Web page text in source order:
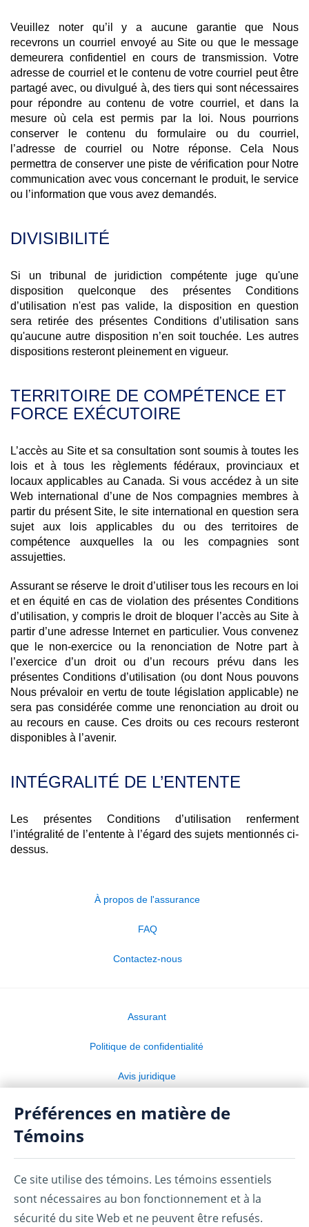
Préférences en matière de
Témoins
Ce site utilise des témoins. Les témoins essentiels
sont nécessaires au bon fonctionnement et à la
sécurité du site Web et ne peuvent être refusés.
Veuillez noter qu’il y a aucune garantie que Nous
recevrons un courriel envoyé au Site ou que le message
demeurera confidentiel en cours de transmission. Votre
adresse de courriel et le contenu de votre courriel peut être
partagé avec, ou divulgué à, des tiers qui sont nécessaires
pour répondre au contenu de votre courriel, et dans la
mesure où cela est permis par la loi. Nous pourrions
conserver le contenu du formulaire ou du courriel,
l’adresse de courriel ou Notre réponse. Cela Nous
permettra de conserver une piste de vérification pour Notre
communication avec vous concernant le produit, le service
ou l’information que vous avez demandés.
DIVISIBILITÉ
Si un tribunal de juridiction compétente juge qu'une
disposition quelconque des présentes Conditions
d’utilisation n'est pas valide, la disposition en question
sera retirée des présentes Conditions d’utilisation sans
qu'aucune autre disposition n’en soit touchée. Les autres
dispositions resteront pleinement en vigueur.
TERRITOIRE DE COMPÉTENCE ET
FORCE EXÉCUTOIRE
L’accès au Site et sa consultation sont soumis à toutes les
lois et à tous les règlements fédéraux, provinciaux et
locaux applicables au Canada. Si vous accédez à un site
Web international d’une de Nos compagnies membres à
partir du présent Site, le site international en question sera
sujet aux lois applicables du ou des territoires de
compétence auxquelles la ou les compagnies sont
assujetties.
Assurant se réserve le droit d’utiliser tous les recours en loi
et en équité en cas de violation des présentes Conditions
d’utilisation, y compris le droit de bloquer l’accès au Site à
partir d’une adresse Internet en particulier. Vous convenez
que le non-exercice ou la renonciation de Notre part à
l’exercice d’un droit ou d’un recours prévu dans les
présentes Conditions d’utilisation (ou dont Nous pouvons
Nous prévaloir en vertu de toute législation applicable) ne
sera pas considérée comme une renonciation au droit ou
au recours en cause. Ces droits ou ces recours resteront
disponibles à l’avenir.
INTÉGRALITÉ DE L’ENTENTE
Les présentes Conditions d’utilisation renferment
l’intégralité de l’entente à l’égard des sujets mentionnés ci-
dessus.
À propos de l'assurance
FAQ
Contactez-nous
Assurant
Politique de confidentialité
Avis juridique
Conditions d’utilisation
MC, MD : utilisées par la Banque Amex du Canada en vertu d’une
licence accordée par American Express.
1 MD
charge par American Bankers Compagnie d’Assurance Générale